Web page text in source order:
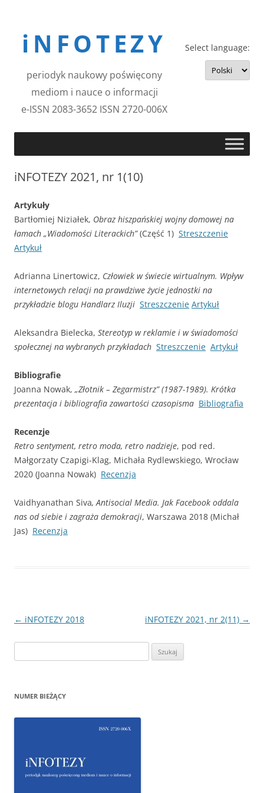
iNFOTEZY
periodyk naukowy poświęcony
mediom i nauce o informacji
e-ISSN 2083-3652 ISSN 2720-006X
Select language:
iNFOTEZY 2021, nr 1(10)
Artykuły
Bartłomiej Niziałek, Obraz hiszpańskiej wojny domowej na
łamach „Wiadomości Literackich”(Część 1) Streszczenie
Artykuł
Adrianna Linertowicz, Człowiek w świecie wirtualnym. Wpływ
internetowych relacji na prawdziwe życie jednostki na
przykładzie blogu Handlarz Iluzji Streszczenie Artykuł
Aleksandra Bielecka, Stereotyp w reklamie i w świadomości
społecznej na wybranych przykładach Streszczenie Artykuł
Bibliografie
Joanna Nowak, „Złotnik – Zegarmistrz” (1987-1989). Krótka
prezentacja i bibliografia zawartości czasopisma Bibliografia
Recenzje
Retro sentyment, retro moda, retro nadzieje, pod red.
Małgorzaty Czapigi-Klag, Michała Rydlewskiego, Wrocław
2020 (Joanna Nowak) Recenzja
Vaidhyanathan Siva, Antisocial Media. Jak Facebook oddala
nas od siebie i zagraża demokracji, Warszawa 2018 (Michał
Jas) Recenzja
Nawigacja
← iNFOTEZY 2018 iNFOTEZY 2021, nr 2(11) →
NUMER BIEŻĄCY